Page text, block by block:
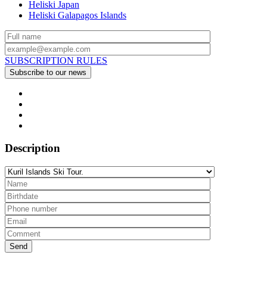
Heliski Japan
Heliski Galapagos Islands
SUBSCRIPTION RULES
Description